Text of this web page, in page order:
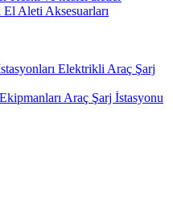
El Aleti Aksesuarları
Elektrikli Araç Şarj
Araç Şarj İstasyonu